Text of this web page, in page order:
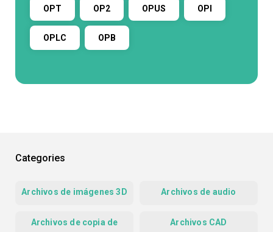
OPT OP2 OPUS OPI
OPLC OPB
Categories
Archivos de imágenes 3D Archivos de audio
Archivos de copia de Archivos CAD